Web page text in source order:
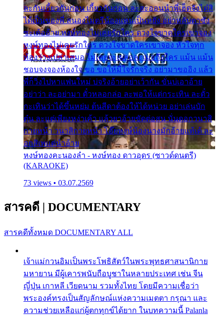
ละกันเกี้ยวกันก่อน เกี้ยวกันก่อน ละสะออนนำพี่เฮ็ดจังได๋สิ
ได้เป็นของพี่ สนองไมตรีน้องแหน่เป็นหยัง อย่าหลับตาซัง
ซะเด้ออ้าย หงษ์ทองไม่เคยรักใคร ดวงใจขาดใครเขาจอง
หงษ์ทองไม่เคยรักใคร ดวงใจขาดใครเขาจอง หัวใจทุก
ห้องว่างเปล่าเสมอ ไม่เคยจะเผลอละเมอถึงใคร แม้น แม้น
ชอบจงจองห้องใจ ขอ ขอให้มีใจรักจริง อย่ามาขออิง แล้ว
พี่ก็วิ่งไปหาแฟนใหม่ บ่จริงอ้ายอย่าเว้ากัน ขั่นบ่เอาอ้าย
อย่าว่า ละอย่ามา ตั๋วหลอกล่อ ละพอให้แต่กระเทิน ละตั๋ว
กะเทินว่าได้ขึ้นหย่ม ต้นสีดาต้องให้ได้หน่วย อย่าเล่นบัก
ตุ๋น ละแต่เพียงหง่าเค้า แล้วยาอ้ายขัดต่อสน นั่นดอกวนาสิ
กายหน้า วนาสิกายหน้า โอ๊ยหงษ์น้องนางมักอ้ายแท้เด้ ละ
อกสิเพแต่นำอ้าย
หงษ์ทองคะนองลำ - หงษ์ทอง ดาวอุดร (ซาวด์ดนตรี)
(KARAOKE)
73 views • 03.07.2569
สารคดี | DOCUMENTARY
สารคดีทั้งหมด DOCUMENTARY ALL
เจ้าแม่กวนอิมเป็นพระโพธิสัตว์ในพระพุทธศาสนานิกาย
มหายาน มีผู้เคารพนับถือบูชาในหลายประเทศ เช่น จีน
ญี่ปุ่น เกาหลี เวียดนาม รวมทั้งไทย โดยมีความเชื่อว่า
พระองค์ทรงเป็นสัญลักษณ์แห่งความเมตตา กรุณา และ
ความช่วยเหลือแก่ผู้ตกทุกข์ได้ยาก ในบทความนี้ Palanla